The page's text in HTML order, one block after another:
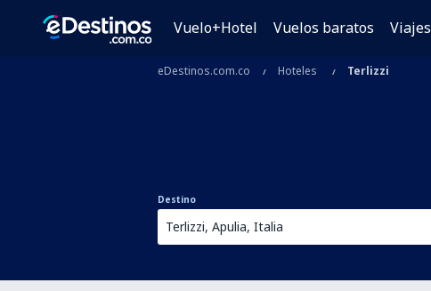
Vuelo+Hotel Vuelos baratos Viajes
eDestinos.com.co Hoteles Terlizzi
Destino